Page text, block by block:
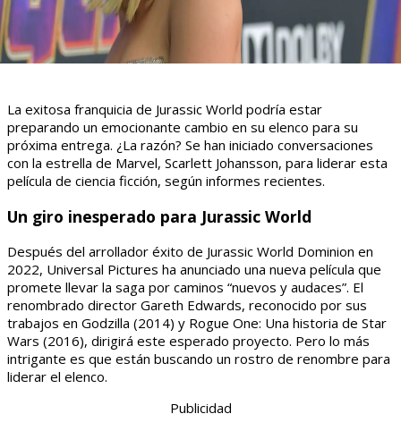
La exitosa franquicia de Jurassic World podría estar
preparando un emocionante cambio en su elenco para su
próxima entrega. ¿La razón? Se han iniciado conversaciones
con la estrella de Marvel, Scarlett Johansson, para liderar esta
película de ciencia ficción, según informes recientes.
Un giro inesperado para Jurassic World
Después del arrollador éxito de Jurassic World Dominion en
2022, Universal Pictures ha anunciado una nueva película que
promete llevar la saga por caminos “nuevos y audaces”. El
renombrado director Gareth Edwards, reconocido por sus
trabajos en Godzilla (2014) y Rogue One: Una historia de Star
Wars (2016), dirigirá este esperado proyecto. Pero lo más
intrigante es que están buscando un rostro de renombre para
liderar el elenco.
Publicidad